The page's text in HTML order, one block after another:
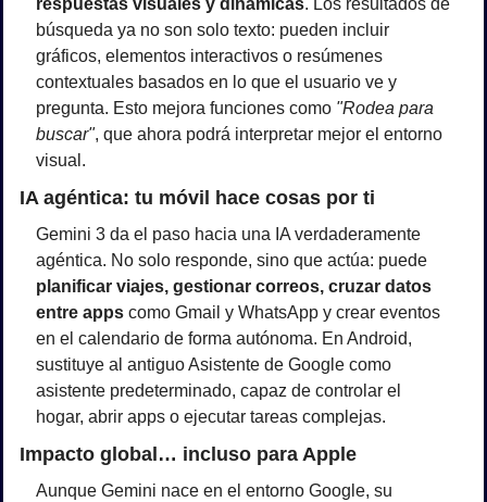
respuestas visuales y dinámicas. Los resultados de
búsqueda ya no son solo texto: pueden incluir
gráficos, elementos interactivos o resúmenes
contextuales basados en lo que el usuario ve y
pregunta. Esto mejora funciones como "Rodea para
buscar", que ahora podrá interpretar mejor el entorno
visual.
IA agéntica: tu móvil hace cosas por ti
Gemini 3 da el paso hacia una IA verdaderamente
planificar viajes, gestionar correos, cruzar datos
entre apps como Gmail y WhatsApp y crear eventos
en el calendario de forma autónoma. En Android,
sustituye al antiguo Asistente de Google como
asistente predeterminado, capaz de controlar el
hogar, abrir apps o ejecutar tareas complejas.
Impacto global… incluso para Apple
Aunque Gemini nace en el entorno Google, su